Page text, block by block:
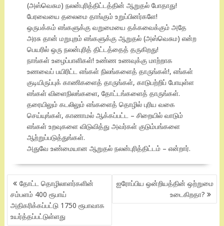
(அஸ்வெசும) நலன்புரித்திட்டத்தின் ஆறுதல் போதாது!
பேரவையை தலைமை தாங்கும் உறுப்பினர்களே!
ஒருபக்கம் எங்களுக்கு வறுமையை தக்கவைக்கும் அதே
அரசு தான் மறுபுறம் எங்களுக்கு ஆறுதல் (அஸ்வெசும) என்ற
பெயரில் ஒரு நலன்புரித் திட்டத்தைத் தருகிறது!
நாங்கள் உழைப்பாளிகள்! உண்ண உணவுக்கு மாற்றாக
உணவைப் பயிரிட்ட எங்கள் நிலங்களைத் தாருங்கள்!, எங்கள்
குடியிருப்புக் காணிகளைத் தாருங்கள், காடுபற்றிப் போயுள்ள
எங்கள் விளைநிலங்களை, தோட்டங்களைத் தாருங்கள்.
தரையிலும் கடலிலும் எங்களைத் தொழில் புரிய வகை
செய்யுங்கள், காணாமல் ஆக்கப்பட்ட – சிறையில் வாடும்
எங்கள் உறவுகளை விடுவித்து அவர்கள் குடும்பங்களை
ஆற்றுப்படுத்துங்கள்.
அதுவே உண்மையான ஆறுதல் நலன்புரித்திட்டம் – என்றார்.
POST
NAVIGATION
தோட்ட தொழிலாளர்களின்
சம்பளம் 400 ரூபாய்
அதிகரிக்கப்பட்டு 1750 ரூபாவாக
உயர்த்தப்பட்டுள்ளது
ஐரோப்பிய ஒன்றியத்தின் ஒற்றுமை
உடைகிறதா?